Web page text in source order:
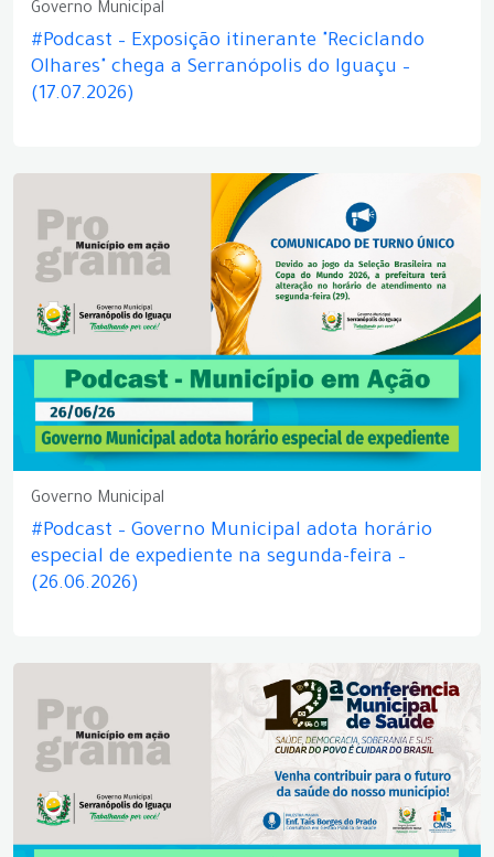
Governo Municipal
#Podcast – Exposição itinerante "Reciclando
Olhares" chega a Serranópolis do Iguaçu –
(17.07.2026)
Governo Municipal
#Podcast – Governo Municipal adota horário
especial de expediente na segunda-feira –
(26.06.2026)